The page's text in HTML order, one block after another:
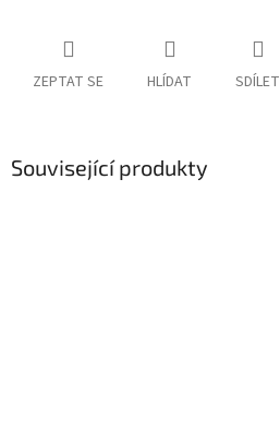
ZEPTAT SE HLÍDAT SDÍLET
Související produkty